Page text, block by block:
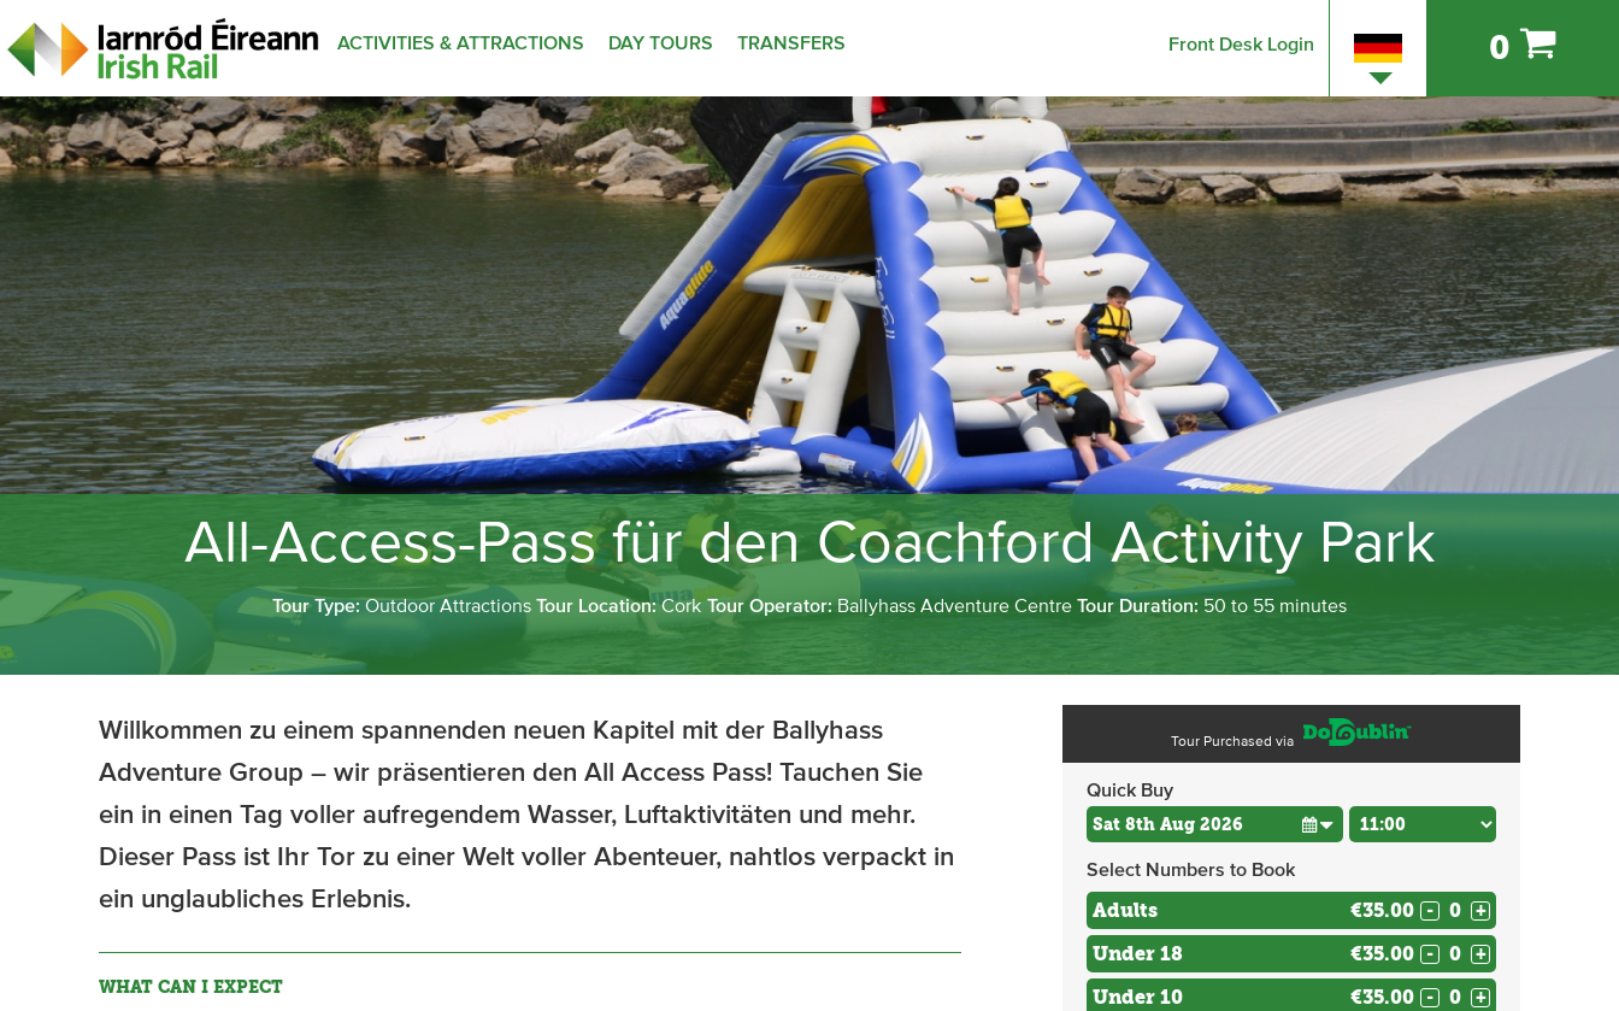
ACTIVITIES & ATTRACTIONS DAY TOURS TRANSFERS Front Desk Login 0
All-Access-Pass für den Coachford Activity Park
Tour Type:Outdoor Attractions Tour Location:Cork Tour Operator: Ballyhass Adventure Centre Tour Duration: 50 to 55 minutes
Willkommen zu einem spannenden neuen Kapitel mit der Ballyhass
Adventure Group – wir präsentieren den All Access Pass! Tauchen Sie
ein in einen Tag voller aufregendem Wasser, Luftaktivitäten und mehr.
Dieser Pass ist Ihr Tor zu einer Welt voller Abenteuer, nahtlos verpackt in
ein unglaubliches Erlebnis.
WHAT CAN I EXPECT
Tour Purchased via
Quick Buy
Select Numbers to Book
Adults €35.00 - +
Under 18 €35.00 - +
Under 10 €35.00 - +